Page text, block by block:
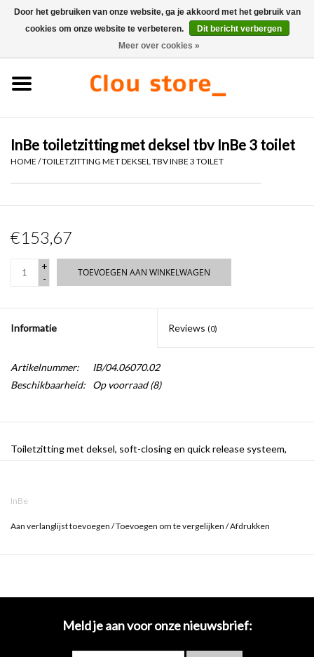
0 Artikelen - €0,00
Fonteinsets
Kranen & afvoeren
Badkamer accessoires
InBe toiletzitting met deksel tbv InBe 3 toilet
HOME /TOILETZITTING MET DEKSEL TBV INBE 3 TOILET
€153,67
+
-
TOEVOEGEN AAN WINKELWAGEN
Informatie Reviews (0)
Artikelnummer:
IB/04.06070.02
Beschikbaarheid:
Op voorraad(8)
Toiletzitting met deksel, soft-closing en quick release systeem,
IB/04.01221.02.
InBe
Aan verlanglijst toevoegen /Toevoegen om te vergelijken /Afdrukken
Meld je aan voor onze nieuwsbrief:
Door het gebruiken van onze website, ga je akkoord met het gebruik van
cookies om onze website te verbeteren.
Dit bericht verbergen
Meer over cookies »